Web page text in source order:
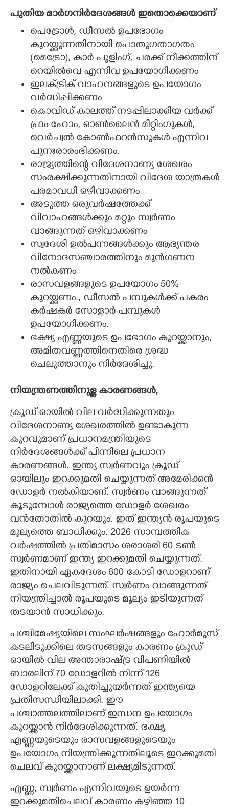
പുതിയ മാർഗനിർദേശങ്ങൾ ഇതൊക്കെയാണ്
പെട്രോൾ, ഡീസൽ ഉപഭോഗം
കുറയ്ക്കുന്നതിനായി പൊതുഗതാഗതം
(മെട്രോ), കാർ പൂളിംഗ്, ചരക്ക് നീക്കത്തിന്
റെയിൽവെ എന്നിവ ഉപയോഗിക്കണം
ഇലക്ട്രിക് വാഹനങ്ങളുടെ ഉപയോഗം
വർദ്ധിപ്പിക്കണം
കൊവിഡ് കാലത്ത് നടപ്പിലാക്കിയ വർക്ക്
ഫ്രം ഹോം, ഓൺലൈൻ മീറ്റിംഗുകൾ,
വെർച്വൽ കോൺഫറൻസുകൾ എന്നിവ
പുനഃരാരംഭിക്കണം.
രാജ്യത്തിന്റെ വിദേശനാണ്യ ശേഖരം
സംരക്ഷിക്കുന്നതിനായി വിദേശ യാത്രകൾ
പരമാവധി ഒഴിവാക്കണം
അടുത്ത ഒരുവർഷത്തേക്ക്
വിവാഹങ്ങൾക്കും മറ്റും സ്വർണം
വാങ്ങുന്നത് ഒഴിവാക്കണം
സ്വദേശി ഉൽപന്നങ്ങൾക്കും ആഭ്യന്തര
വിനോദസഞ്ചാരത്തിനും മുൻഗണന
നൽകണം
രാസവളങ്ങളുടെ ഉപയോഗം 50%
കുറയ്ക്കണം., ഡീസൽ പമ്പുകൾക്ക് പകരം
കർഷകർ സോളാർ പമ്പുകൾ
ഉപയോഗിക്കണം.
ഭക്ഷ്യ എണ്ണയുടെ ഉപഭോഗം കുറയ്ക്കാനും,
അമിതവണ്ണത്തിനെതിരെ ശ്രദ്ധ
ചെലുത്താനും നിർദേശിച്ചു.
നിയന്ത്രണത്തിനുള്ള കാരണങ്ങൾ,​
ക്രൂഡ് ഓയിൽ വില വർദ്ധിക്കുന്നതും
വിദേശനാണ്യ ശേഖരത്തിൽ ഉണ്ടാകുന്ന
കുറവുമാണ് പ്രധാനമന്ത്രിയുടെ
നിർദേശങ്ങൾക്ക് പിന്നിലെ പ്രധാന
കാരണങ്ങൾ. ഇന്ത്യ സ്വർണവും ക്രൂഡ്
ഓയിലും ഇറക്കുമതി ചെയ്യുന്നത് അമേരിക്കൻ
ഡോളർ നൽകിയാണ്. സ്വർണം വാങ്ങുന്നത്
കൂടുമ്പോൾ രാജ്യത്തെ ഡോളർ ശേഖരം
വൻതോതിൽ കുറയും. ഇത് ഇന്ത്യൻ രൂപയുടെ
മൂല്യത്തെ ബാധിക്കും. 2026 സാമ്പത്തിക
വർഷത്തിൽ പ്രതിമാസം ശരാശരി 60 ടൺ
സ്വർണമാണ് ഇന്ത്യ ഇറക്കുമതി ചെയ്യുന്നത്.
ഇതിനായി ഏകദേശം 600 കോടി ഡോളറാണ്
രാജ്യം ചെലവിടുന്നത്. സ്വർണം വാങ്ങുന്നത്
നിയന്ത്രിച്ചാൽ രൂപയുടെ മൂല്യം ഇടിയുന്നത്
തടയാൻ സാധിക്കും.
പശ്ചിമേഷ്യയിലെ സംഘർഷങ്ങളും ഹോർമുസ്
കടലിടുക്കിലെ തടസങ്ങളും കാരണം ക്രൂഡ്
ഓയിൽ വില അന്താരാഷ്ട്ര വിപണിയിൽ
ബാരലിന് 70 ഡോളറിൽ നിന്ന് 126
ഡോളറിലേക്ക് കുതിച്ചുയർന്നത് ഇന്ത്യയെ
പ്രതിസന്ധിയിലാക്കി. ഈ
പശ്ചാത്തലത്തിലാണ് ഇന്ധന ഉപയോഗം
കുറയ്ക്കാൻ നിർദേശിക്കുന്നത്. ഭക്ഷ്യ
എണ്ണയുടെയും രാസവളങ്ങളുടെയും
ഉപയോഗം നിയന്ത്രിക്കുന്നതിലൂടെ ഇറക്കുമതി
ചെലവ് കുറയ്ക്കാനാണ് ലക്ഷ്യമിടുന്നത്.
എണ്ണ, സ്വർണം എന്നിവയുടെ ഉയർന്ന
ഇറക്കുമതിചെലവ് കാരണം കഴിഞ്ഞ 10